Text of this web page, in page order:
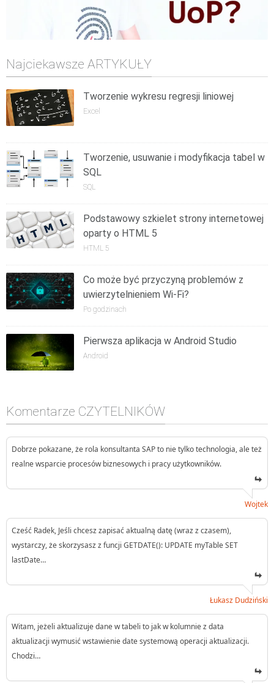
Najciekawsze ARTYKUŁY
Tworzenie wykresu regresji liniowej
Excel
Tworzenie, usuwanie i modyfikacja tabel w
SQL
SQL
Podstawowy szkielet strony internetowej
oparty o HTML 5
HTML 5
Co może być przyczyną problemów z
uwierzytelnieniem Wi-Fi?
Po godzinach
Pierwsza aplikacja w Android Studio
Android
Komentarze CZYTELNIKÓW
Dobrze pokazane, że rola konsultanta SAP to nie tylko technologia, ale też
realne wsparcie procesów biznesowych i pracy użytkowników.
Wojtek
Cześć Radek, Jeśli chcesz zapisać aktualną datę (wraz z czasem),
wystarczy, że skorzysasz z funcji GETDATE(): UPDATE myTable SET
lastDate…
Łukasz Dudziński
Witam, jeżeli aktualizuje dane w tabeli to jak w kolumnie z data
aktualizacji wymusić wstawienie date systemową operacji aktualizacji.
Chodzi…